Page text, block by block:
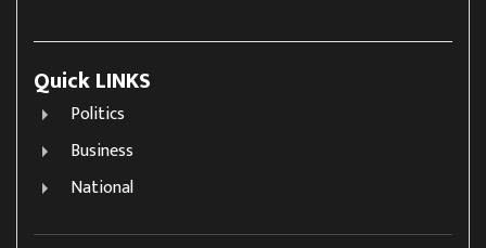
Quick LINKS
Politics
Business
National